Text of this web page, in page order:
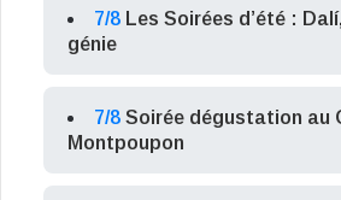
7/8 Les Soirées d’été :
génie
7/8 Soirée dégustation au
Montpoupon